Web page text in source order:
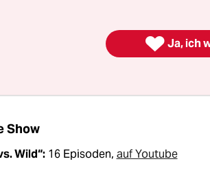
deutsches Survival-Format
jetzt? Zeigt der
Show
Wild“:16 Episoden, auf Youtube
 Ja, ich